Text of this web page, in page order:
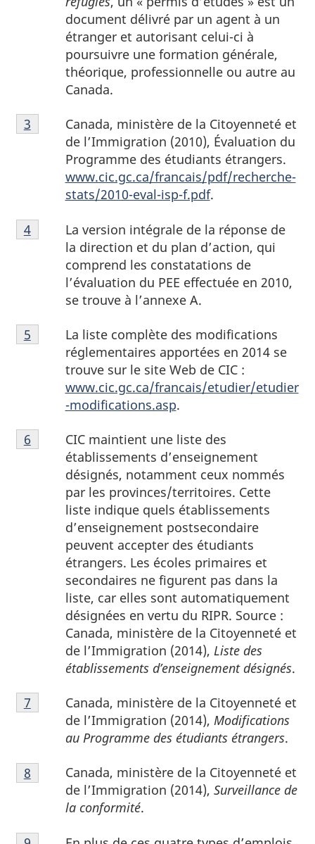
document délivré par un agent à un
étranger et autorisant celui-ci à
poursuivre une formation générale,
théorique, professionnelle ou autre au
Canada.
Notes
de
Canada, ministère de la Citoyenneté et
de l’Immigration (2010), Évaluation du
Programme des étudiants étrangers.
www.cic.gc.ca/francais/pdf/recherche-
stats/2010-eval-isp-f.pdf.
Retour à la référence de la note de bas de page
3
Notes
de
La version intégrale de la réponse de
la direction et du plan d’action, qui
comprend les constatations de
l’évaluation du PEE effectuée en 2010,
se trouve à l’annexe A.
Retour à la référence de la note de bas de page
4
Notes
de
La liste complète des modifications
réglementaires apportées en 2014 se
trouve sur le site Web de CIC :
www.cic.gc.ca/francais/etudier/etudier
-modifications.asp.
Retour à la référence de la note de bas de page
5
Notes
de
CIC maintient une liste des
établissements d’enseignement
désignés, notamment ceux nommés
par les provinces/territoires. Cette
liste indique quels établissements
d’enseignement postsecondaire
peuvent accepter des étudiants
étrangers. Les écoles primaires et
secondaires ne figurent pas dans la
liste, car elles sont automatiquement
désignées en vertu du RIPR. Source :
Canada, ministère de la Citoyenneté et
de l’Immigration (2014), Liste des
établissements d’enseignement désignés.
Retour à la référence de la note de bas de page
6
Notes
de
page
7
Canada, ministère de la Citoyenneté et
de l’Immigration (2014), Modifications
au Programme des étudiants étrangers.
Retour à la référence de la note de bas de page
7
Notes
de
page
Canada, ministère de la Citoyenneté et
de l’Immigration (2014), Surveillance de
la conformité.
Retour à la référence de la note de bas de page
8
Notes